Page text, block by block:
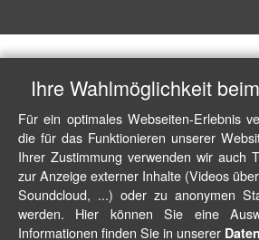
Ihre Wahlmöglichkeit
Für ein optimales Webseiten-Erlebnis
die für das Funktionieren unserer
Ihrer Zustimmung verwenden wir auch
zur Anzeige externer Inhalte (Videos
Soundcloud, ...) oder zu anonymen
werden. Hier können Sie eine
Informationen finden Sie in unserer